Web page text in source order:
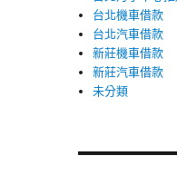
台北機車借款
台北汽車借款
新莊機車借款
新莊汽車借款
未分類